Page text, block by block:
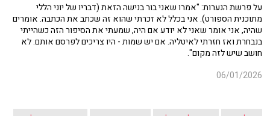
על פרשת הנערות: "אמרו שאני בור בנישה הזאת (דבריו של יוני הללי
מתוכנית הספורט). אני בכלל לא זכרתי שהוא זה שכתב את הכתבה. אומרים
שהיה, אני אומר שאני לא יודע אם היה, שמעתי את הסיפור הזה כשהייתי
בנבחרת ואז חזרתי לאיטליה. אם יש שמות - היו צריכים לפרסם אותם. לא
חושב שיש לזה מקום".
06/01/2026